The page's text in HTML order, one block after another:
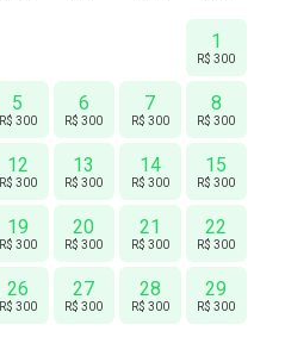
1
R$ 300
5
R$ 300
6
R$ 300
7
R$ 300
8
R$ 300
12
R$ 300
13
R$ 300
14
R$ 300
15
R$ 300
19
R$ 300
20
R$ 300
21
R$ 300
22
R$ 300
26
R$ 300
27
R$ 300
28
R$ 300
29
R$ 300